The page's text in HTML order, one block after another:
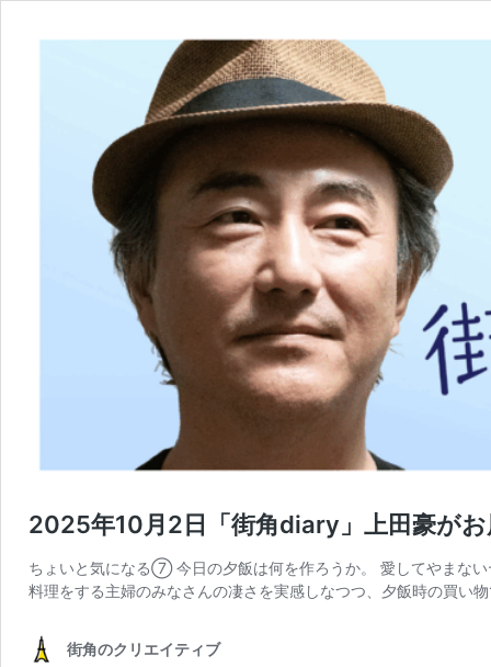
2025年10月2日「街角diary」上田豪が
ちょいと気になる⑦ 今日の夕飯は何を作ろうか。 愛してやまな
料理をする主婦のみなさんの凄さを実感しなつつ、夕飯時の買い
街角のクリエイティブ